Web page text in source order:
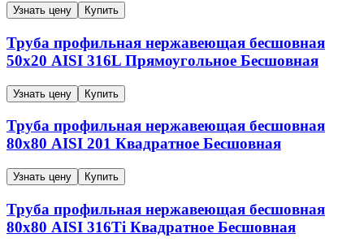
Узнать цену Купить
Труба профильная нержавеющая бесшовная
50х20 AISI 316L Прямоугольное Бесшовная
Узнать цену Купить
Труба профильная нержавеющая бесшовная
80х80 AISI 201 Квадратное Бесшовная
Узнать цену Купить
Труба профильная нержавеющая бесшовная
80х80 AISI 316Ti Квадратное Бесшовная